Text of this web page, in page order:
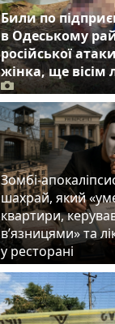
Били по
в Одеському
російської
жінка, ще
Зомбі-
шахрай, який
квартири,
в’язницями» та
у ресторані